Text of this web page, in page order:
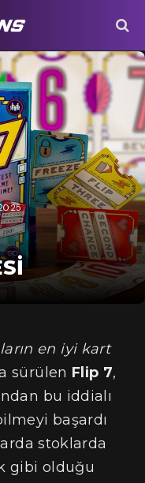
en iyi kart
sürülen Flip 7,
bu iddialı
başardı
stoklarda
gibi olduğu